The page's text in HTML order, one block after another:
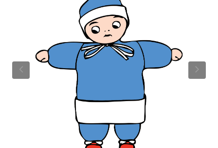
Previous